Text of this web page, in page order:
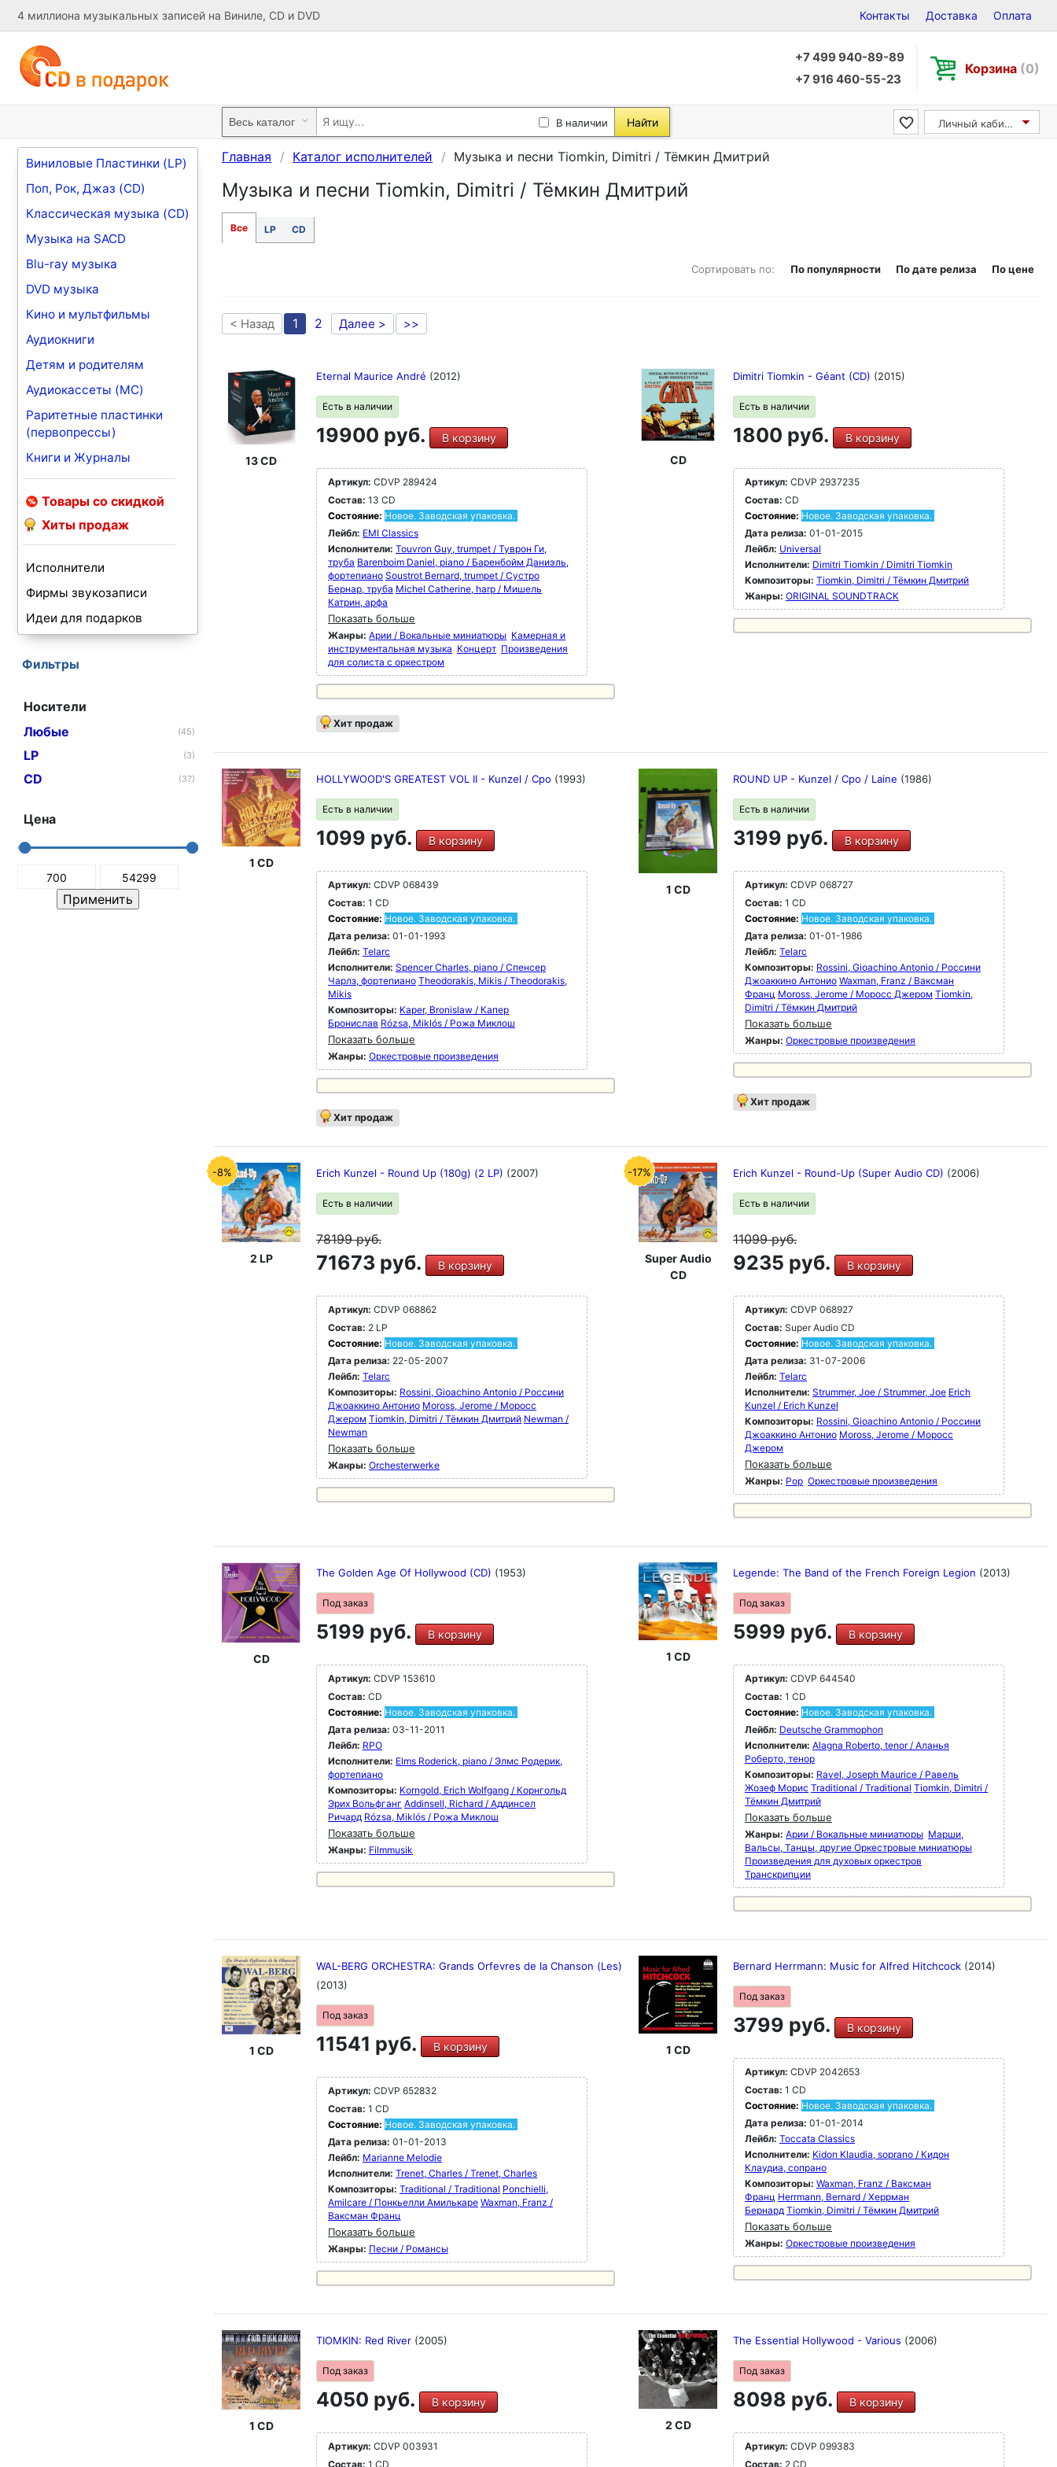
4 миллиона музыкальных записей на Виниле, CD и DVD Контакты Доставка Оплата
+7 499 940-89-89
+7 916 460-55-23
Корзина (0)
В наличии Найти Личный кабинет
Виниловые Пластинки (LP)
Поп, Рок, Джаз (CD)
Классическая музыка (CD)
Музыка на SACD
Blu-ray музыка
DVD музыка
Кино и мультфильмы
Аудиокниги
Детям и родителям
Аудиокассеты (MC)
Раритетные пластинки
(первопрессы)
Книги и Журналы
Товары со скидкой
Хиты продаж
Исполнители
Фирмы звукозаписи
Идеи для подарков
Фильтры
Носители
Любые
(45)
LP (3)
CD (37)
Цена
Главная Каталог исполнителей Музыка и песни Tiomkin, Dimitri / Тёмкин Дмитрий
Музыка и песни Tiomkin, Dimitri / Тёмкин Дмитрий
Все LP CD
Сортировать по: По популярности По дате релиза По цене
< Назад 1 2 Далее > >>
13 CD
Eternal Maurice André (2012)
Есть в наличии
19900 руб. В корзину
Артикул: CDVP 289424
Состав: 13 CD
Состояние: Новое. Заводская упаковка.
Лейбл: EMI Classics
Исполнители: Touvron Guy, trumpet / Туврон Ги,
труба Barenboim Daniel, piano / Баренбойм Даниэль,
фортепиано Soustrot Bernard, trumpet / Сустро
Бернар, труба Michel Catherine, harp / Мишель
Катрин, арфа
Показать больше
Жанры: Арии / Вокальные миниатюры Камерная и
инструментальная музыка Концерт Произведения
для солиста с оркестром
Хит продаж
CD
Dimitri Tiomkin - Géant (CD) (2015)
Есть в наличии
1800 руб. В корзину
Артикул: CDVP 2937235
Состав: CD
Состояние: Новое. Заводская упаковка.
Дата релиза: 01-01-2015
Лейбл: Universal
Исполнители: Dimitri Tiomkin / Dimitri Tiomkin
Композиторы: Tiomkin, Dimitri / Тёмкин Дмитрий
Жанры: ORIGINAL SOUNDTRACK
1 CD
HOLLYWOOD'S GREATEST VOL II - Kunzel / Cpo (1993)
Есть в наличии
1099 руб. В корзину
Артикул: CDVP 068439
Состав: 1 CD
Состояние: Новое. Заводская упаковка.
Дата релиза: 01-01-1993
Лейбл: Telarc
Исполнители: Spencer Charles, piano / Спенсер
Чарлз, фортепиано Theodorakis, Mikis / Theodorakis,
Mikis
Композиторы: Kaper, Bronislaw / Капер
Бронислав Rózsa, Miklós / Рожа Миклош
Показать больше
Жанры: Оркестровые произведения
Хит продаж
1 CD
ROUND UP - Kunzel / Cpo / Laine (1986)
Есть в наличии
3199 руб. В корзину
Артикул: CDVP 068727
Состав: 1 CD
Состояние: Новое. Заводская упаковка.
Дата релиза: 01-01-1986
Лейбл: Telarc
Композиторы: Rossini, Gioachino Antonio / Россини
Джоаккино Антонио Waxman, Franz / Ваксман
Франц Moross, Jerome / Моросс Джером Tiomkin,
Dimitri / Тёмкин Дмитрий
Показать больше
Жанры: Оркестровые произведения
Хит продаж
-8%
2 LP
Erich Kunzel - Round Up (180g) (2 LP) (2007)
Есть в наличии
78199руб.
71673 руб. В корзину
Артикул: CDVP 068862
Состав: 2 LP
Состояние: Новое. Заводская упаковка.
Дата релиза: 22-05-2007
Лейбл: Telarc
Композиторы: Rossini, Gioachino Antonio / Россини
Джоаккино Антонио Moross, Jerome / Моросс
Джером Tiomkin, Dimitri / Тёмкин Дмитрий Newman /
Newman
Показать больше
Жанры: Orchesterwerke
-17%
Super Audio
CD
Erich Kunzel - Round-Up (Super Audio CD) (2006)
Есть в наличии
11099руб.
9235 руб. В корзину
Артикул: CDVP 068927
Состав: Super Audio CD
Состояние: Новое. Заводская упаковка.
Дата релиза: 31-07-2006
Лейбл: Telarc
Исполнители: Strummer, Joe / Strummer, Joe Erich
Kunzel / Erich Kunzel
Композиторы: Rossini, Gioachino Antonio / Россини
Джоаккино Антонио Moross, Jerome / Моросс
Джером
Показать больше
Жанры: Pop Оркестровые произведения
CD
The Golden Age Of Hollywood (CD) (1953)
Под заказ
5199 руб. В корзину
Артикул: CDVP 153610
Состав: CD
Состояние: Новое. Заводская упаковка.
Дата релиза: 03-11-2011
Лейбл: RPO
Исполнители: Elms Roderick, piano / Элмс Родерик,
фортепиано
Композиторы: Korngold, Erich Wolfgang / Корнгольд
Эрих Вольфганг Addinsell, Richard / Аддинсел
Ричард Rózsa, Miklós / Рожа Миклош
Показать больше
Жанры: Filmmusik
1 CD
Legende: The Band of the French Foreign Legion (2013)
Под заказ
5999 руб. В корзину
Артикул: CDVP 644540
Состав: 1 CD
Состояние: Новое. Заводская упаковка.
Лейбл: Deutsche Grammophon
Исполнители: Alagna Roberto, tenor / Аланья
Роберто, тенор
Композиторы: Ravel, Joseph Maurice / Равель
Жозеф Морис Traditional / Traditional Tiomkin, Dimitri /
Тёмкин Дмитрий
Показать больше
Жанры: Арии / Вокальные миниатюры Марши,
Вальсы, Танцы, другие Оркестровые миниатюры
Произведения для духовых оркестров
Транскрипции
1 CD
WAL-BERG ORCHESTRA: Grands Orfevres de la Chanson (Les)
(2013)
Под заказ
11541 руб. В корзину
Артикул: CDVP 652832
Состав: 1 CD
Состояние: Новое. Заводская упаковка.
Дата релиза: 01-01-2013
Лейбл: Marianne Melodie
Исполнители: Trenet, Charles / Trenet, Charles
Композиторы: Traditional / Traditional Ponchielli,
Amilcare / Понкьелли Амилькаре Waxman, Franz /
Ваксман Франц
Показать больше
Жанры: Песни / Романсы
1 CD
Bernard Herrmann: Music for Alfred Hitchcock (2014)
Под заказ
3799 руб. В корзину
Артикул: CDVP 2042653
Состав: 1 CD
Состояние: Новое. Заводская упаковка.
Дата релиза: 01-01-2014
Лейбл: Toccata Classics
Исполнители: Kidon Klaudia, soprano / Кидон
Клаудиа, сопрано
Композиторы: Waxman, Franz / Ваксман
Франц Herrmann, Bernard / Херрман
Бернард Tiomkin, Dimitri / Тёмкин Дмитрий
Показать больше
Жанры: Оркестровые произведения
1 CD
TIOMKIN: Red River (2005)
Под заказ
4050 руб. В корзину
Артикул: CDVP 003931
Состав: 1 CD
2 CD
The Essential Hollywood - Various (2006)
Под заказ
8098 руб. В корзину
Артикул: CDVP 099383
Состав: 2 CD